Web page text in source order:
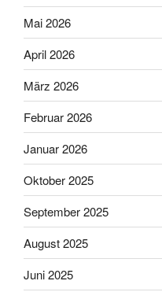
Mai 2026
April 2026
März 2026
Februar 2026
Januar 2026
Oktober 2025
September 2025
August 2025
Juni 2025